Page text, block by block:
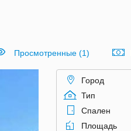
Просмотренные (1)
Город
Тип
Спален
Площадь